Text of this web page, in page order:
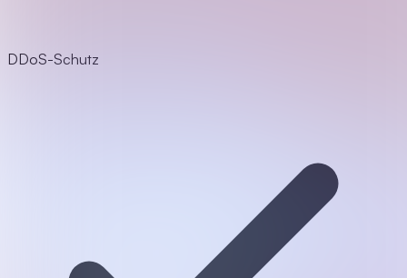
DDoS-Schutz